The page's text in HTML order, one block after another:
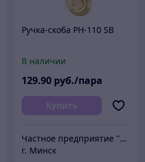
Ручка-скоба PH-110 SB
В наличии
129.90 руб./пара
Купить
Частное предприятие "Сибалок"
г. Минск